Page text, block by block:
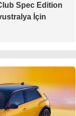
Spec Edition
İçin